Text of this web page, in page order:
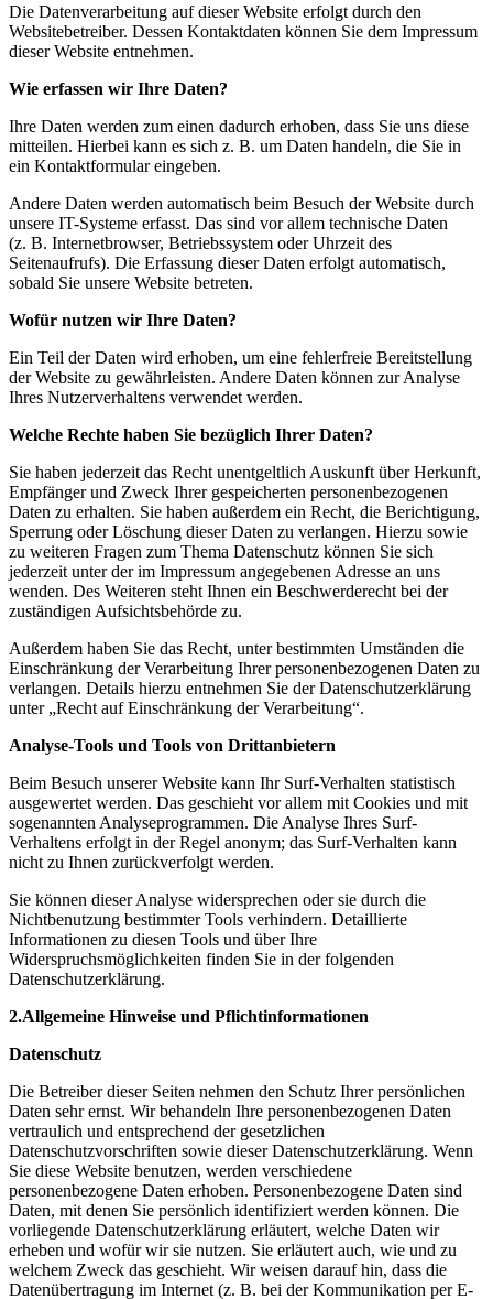
Die Datenverarbeitung auf dieser Website erfolgt durch den
Websitebetreiber. Dessen Kontaktdaten können Sie dem Impressum
dieser Website entnehmen.
Wie erfassen wir Ihre Daten?
Ihre Daten werden zum einen dadurch erhoben, dass Sie uns diese
mitteilen. Hierbei kann es sich z. B. um Daten handeln, die Sie in
ein Kontaktformular eingeben.
Andere Daten werden automatisch beim Besuch der Website durch
unsere IT-Systeme erfasst. Das sind vor allem technische Daten
(z. B. Internetbrowser, Betriebssystem oder Uhrzeit des
Seitenaufrufs). Die Erfassung dieser Daten erfolgt automatisch,
sobald Sie unsere Website betreten.
Wofür nutzen wir Ihre Daten?
Ein Teil der Daten wird erhoben, um eine fehlerfreie Bereitstellung
der Website zu gewährleisten. Andere Daten können zur Analyse
Ihres Nutzerverhaltens verwendet werden.
Welche Rechte haben Sie bezüglich Ihrer Daten?
Sie haben jederzeit das Recht unentgeltlich Auskunft über Herkunft,
Empfänger und Zweck Ihrer gespeicherten personenbezogenen
Daten zu erhalten. Sie haben außerdem ein Recht, die Berichtigung,
Sperrung oder Löschung dieser Daten zu verlangen. Hierzu sowie
zu weiteren Fragen zum Thema Datenschutz können Sie sich
jederzeit unter der im Impressum angegebenen Adresse an uns
wenden. Des Weiteren steht Ihnen ein Beschwerderecht bei der
zuständigen Aufsichtsbehörde zu.
Außerdem haben Sie das Recht, unter bestimmten Umständen die
Einschränkung der Verarbeitung Ihrer personenbezogenen Daten zu
verlangen. Details hierzu entnehmen Sie der Datenschutzerklärung
unter „Recht auf Einschränkung der Verarbeitung“.
Analyse-Tools und Tools von Drittanbietern
Beim Besuch unserer Website kann Ihr Surf-Verhalten statistisch
ausgewertet werden. Das geschieht vor allem mit Cookies und mit
sogenannten Analyseprogrammen. Die Analyse Ihres Surf-
Verhaltens erfolgt in der Regel anonym; das Surf-Verhalten kann
nicht zu Ihnen zurückverfolgt werden.
Sie können dieser Analyse widersprechen oder sie durch die
Nichtbenutzung bestimmter Tools verhindern. Detaillierte
Informationen zu diesen Tools und über Ihre
Widerspruchsmöglichkeiten finden Sie in der folgenden
Datenschutzerklärung.
2.Allgemeine Hinweise und Pflichtinformationen
Datenschutz
Die Betreiber dieser Seiten nehmen den Schutz Ihrer persönlichen
Daten sehr ernst. Wir behandeln Ihre personenbezogenen Daten
vertraulich und entsprechend der gesetzlichen
Datenschutzvorschriften sowie dieser Datenschutzerklärung. Wenn
Sie diese Website benutzen, werden verschiedene
personenbezogene Daten erhoben. Personenbezogene Daten sind
Daten, mit denen Sie persönlich identifiziert werden können. Die
vorliegende Datenschutzerklärung erläutert, welche Daten wir
erheben und wofür wir sie nutzen. Sie erläutert auch, wie und zu
welchem Zweck das geschieht. Wir weisen darauf hin, dass die
Datenübertragung im Internet (z. B. bei der Kommunikation per E-